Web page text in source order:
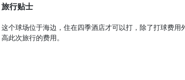
旅行贴士
这个球场位于海边，住在四季酒店才可以打，除了打球费
高此次旅行的费用。